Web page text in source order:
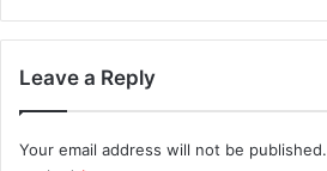
Leave a Reply
Your email address will not be published.